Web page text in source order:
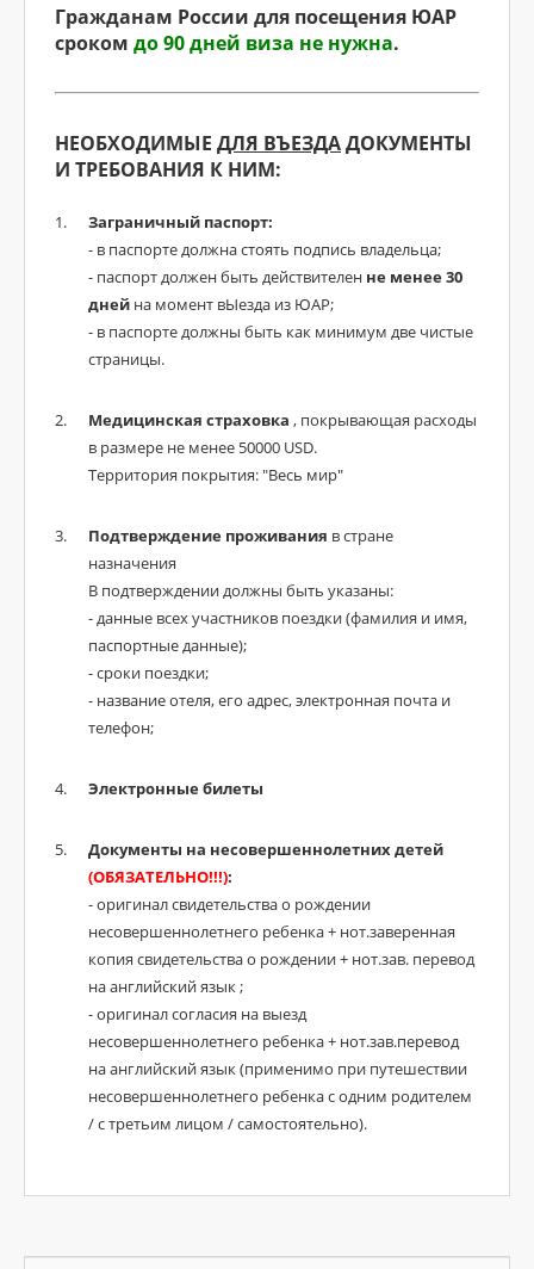
Гражданам России для посещения ЮАР
сроком до 90 дней виза не нужна.
НЕОБХОДИМЫЕ ДЛЯ ВЪЕЗДАДОКУМЕНТЫ
И ТРЕБОВАНИЯ К НИМ:
Заграничный паспорт:
- в паспорте должна стоять подпись владельца;
- паспорт должен быть действителен не менее 30
дней на момент вЫезда из ЮАР;
- в паспорте должны быть как минимум две чистые
страницы.
Медицинская страховка , покрывающая расходы
в размере не менее 50000 USD.
Территория покрытия: "Весь мир"
Подтверждение проживания в стране
назначения
В подтверждении должны быть указаны:
- данные всех участников поездки (фамилия и имя,
паспортные данные);
- сроки поездки;
- название отеля, его адрес, электронная почта и
телефон;
Электронные билеты
Документы на несовершеннолетних детей
(ОБЯЗАТЕЛЬНО!!!):
- оригинал свидетельства о рождении
несовершеннолетнего ребенка + нот.заверенная
копия свидетельства о рождении + нот.зав. перевод
на английский язык ;
- оригинал согласия на выезд
несовершеннолетнего ребенка + нот.зав.перевод
на английский язык (применимо при путешествии
несовершеннолетнего ребенка с одним родителем
/ с третьим лицом / самостоятельно).